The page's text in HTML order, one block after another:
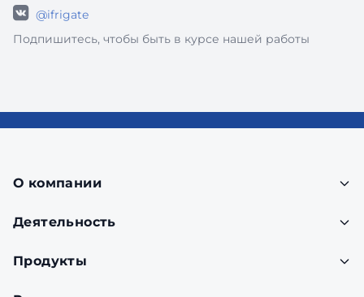
@ifrigate
Подпишитесь, чтобы быть в курсе нашей работы
О компании
Деятельность
Продукты